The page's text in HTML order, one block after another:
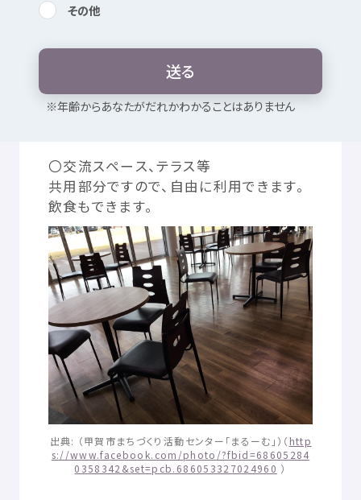
内検索
お気に入り
つかいかた サイトについて
気持ちをはきだす サイト内検索
気に入り お知らせ
利用規約 寄付のお 願
プライバシーポリシー 認定サービスとは
その他
送る
※年齢からあなたがだれかわかることはありません
甲賀市まちづくり活動センター ま
るーむ
〇交流スペース、テラス等
共用 部分ですので、 自由 に利用できます。
飲食もできます。
出典 : （甲賀市まちづくり 活動センター「まるーむ」）（ http
s://www.facebook.com/photo/?fbid=68605284
0358342&set=pcb.686053327024960 ）